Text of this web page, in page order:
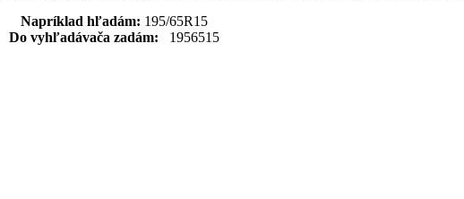
Napríklad hľadám: 195/65R15
Do vyhľadávača zadám: 1956515